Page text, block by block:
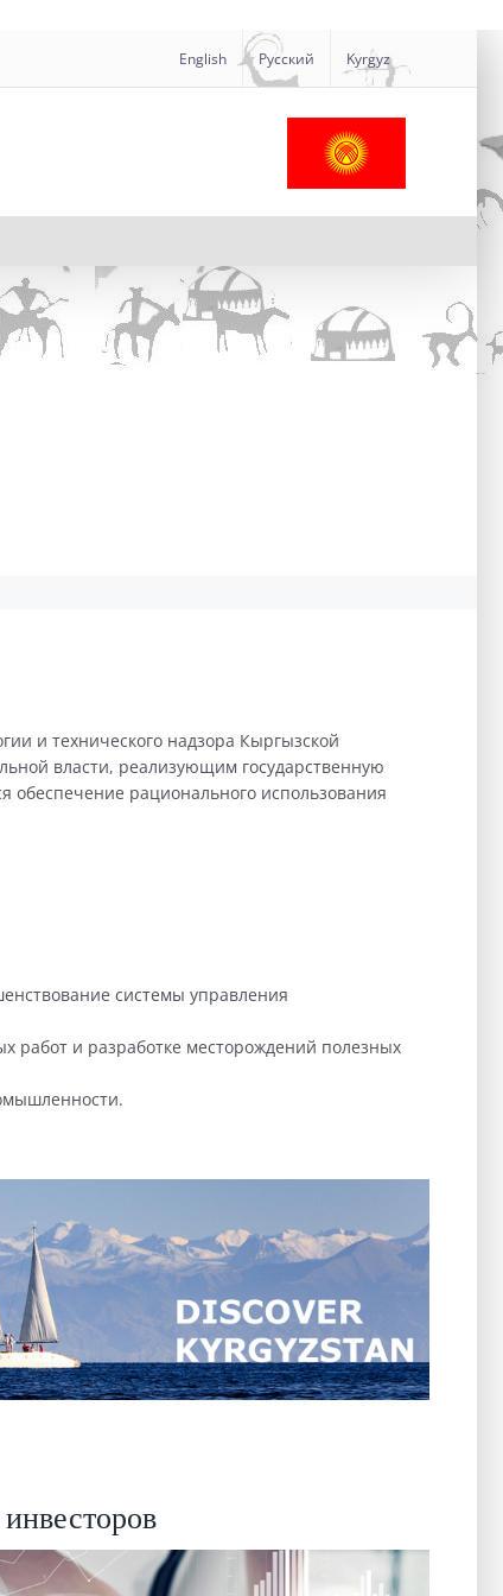
English Русский Kyrgyz
и технического надзора Кыргызской
власти, реализующим государственную
обеспечение рационального использования
системы управления
работ и разработке месторождений полезных